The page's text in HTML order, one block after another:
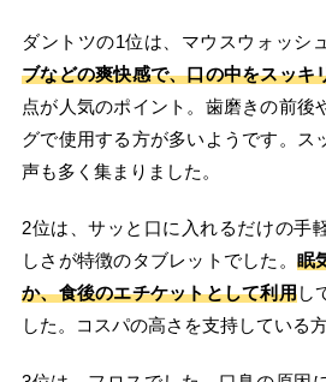
ダントツの1位は、マウスウォッシ
ブなどの爽快感で、口の中をスッキ
点が人気のポイント。歯磨きの前後
グで使用する方が多いようです。ス
声も多く集まりました。
2位は、サッと口に入れるだけの手
しさが特徴のタブレットでした。眠
か、食後のエチケットとして利用し
した。コスパの高さを支持している